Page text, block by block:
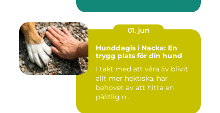
01. jun
Hunddagis i Nacka: En
trygg plats för din hund
I takt med att våra liv blivit
allt mer hektiska, har
behovet av att hitta en
pålitlig o...